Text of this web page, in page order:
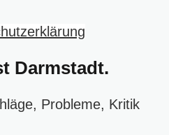
Darmstadt.
Probleme, Kritik